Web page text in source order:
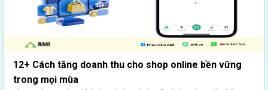
12+ Cách tăng doanh thu cho shop online bền vững
trong mọi mùa